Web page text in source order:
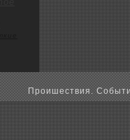
Пpoишествия.